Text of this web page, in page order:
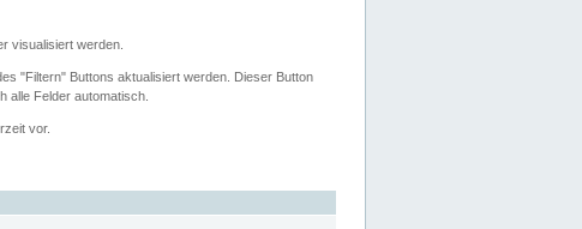
visualisiert werden.
"Filtern" Buttons aktualisiert werden. Dieser Button
alle Felder automatisch.
vor.